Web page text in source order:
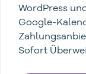
WordPress
Google-
Sofort